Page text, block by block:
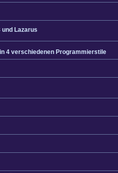
und Lazarus
4 verschiedenen Programmierstile